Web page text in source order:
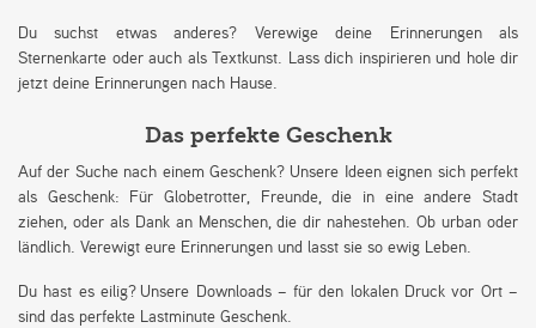
Du suchst etwas anderes? Verewige deine Erinnerungen als
Sternenkarte oder auch als Textkunst. Lass dich inspirieren und hole dir
jetzt deine Erinnerungen nach Hause.
Das perfekte Geschenk
Auf der Suche nach einem Geschenk? Unsere Ideen eignen sich perfekt
als Geschenk: Für Globetrotter, Freunde, die in eine andere Stadt
ziehen, oder als Dank an Menschen, die dir nahestehen. Ob urban oder
ländlich. Verewigt eure Erinnerungen und lasst sie so ewig Leben.
Du hast es eilig? Unsere Downloads – für den lokalen Druck vor Ort –
sind das perfekte Lastminute Geschenk.